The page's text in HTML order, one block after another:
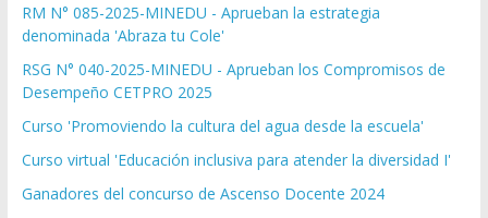
RM N° 085-2025-MINEDU - Aprueban la estrategia
denominada 'Abraza tu Cole'
RSG N° 040-2025-MINEDU - Aprueban los Compromisos de
Desempeño CETPRO 2025
Curso 'Promoviendo la cultura del agua desde la escuela'
Curso virtual 'Educación inclusiva para atender la diversidad I'
Ganadores del concurso de Ascenso Docente 2024